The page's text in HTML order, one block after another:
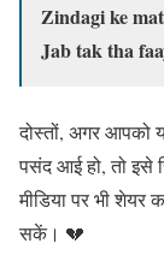
Zindagi ke
Jab tak tha
दोस्तों, अगर आपको
पसंद आई हो, तो इसे
मीडिया पर भी
सकें। 💔